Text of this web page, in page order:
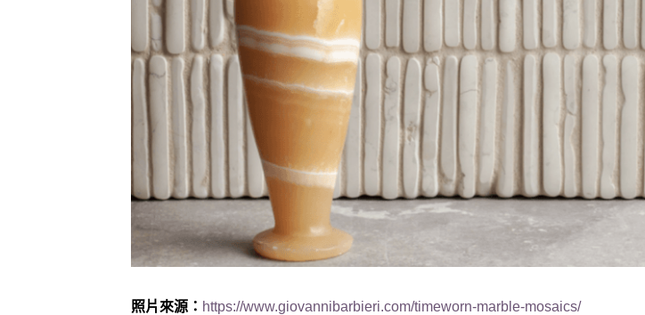
照片來源： https://www.giovannibarbieri.com/timeworn-marble-mosaics/